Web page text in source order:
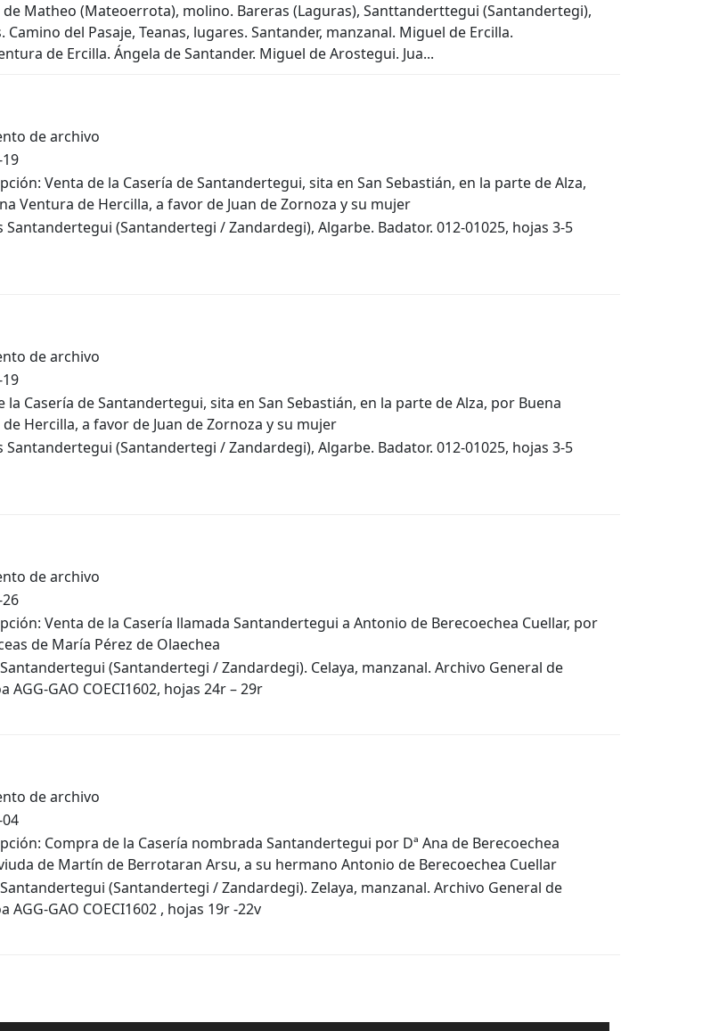
Matheo (Mateoerrota), molino. Bareras (Laguras), Santtanderttegui (Santandertegi),
Camino del Pasaje, Teanas, lugares. Santander, manzanal. Miguel de Ercilla.
de Ercilla. Ángela de Santander. Miguel de Arostegui. Jua...
de archivo
Venta de la Casería de Santandertegui, sita en San Sebastián, en la parte de Alza,
Ventura de Hercilla, a favor de Juan de Zornoza y su mujer
Santandertegui (Santandertegi / Zandardegi), Algarbe. Badator. 012-01025, hojas 3-5
de archivo
la Casería de Santandertegui, sita en San Sebastián, en la parte de Alza, por Buena
Hercilla, a favor de Juan de Zornoza y su mujer
Santandertegui (Santandertegi / Zandardegi), Algarbe. Badator. 012-01025, hojas 3-5
de archivo
Venta de la Casería llamada Santandertegui a Antonio de Berecoechea Cuellar, por
de María Pérez de Olaechea
(Santandertegi / Zandardegi). Celaya, manzanal. Archivo General de
AGG-GAO COECI1602, hojas 24r – 29r
de archivo
Compra de la Casería nombrada Santandertegui por Dª Ana de Berecoechea
de Martín de Berrotaran Arsu, a su hermano Antonio de Berecoechea Cuellar
(Santandertegi / Zandardegi). Zelaya, manzanal. Archivo General de
AGG-GAO COECI1602 , hojas 19r -22v